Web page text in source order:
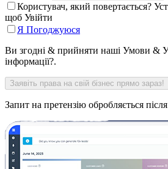
Користувач, який повертається?
щоб Увійти
Я Погоджуюся
Ви згодні & прийняти наші Умови &
інформації?.
Запит на претензію обробляється